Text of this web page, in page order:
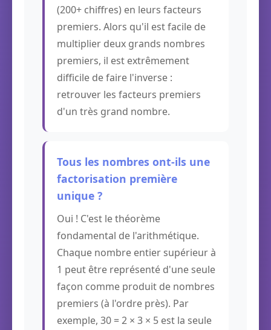
(200+ chiffres) en leurs facteurs
premiers. Alors qu'il est facile de
multiplier deux grands nombres
premiers, il est extrêmement
difficile de faire l'inverse :
retrouver les facteurs premiers
d'un très grand nombre.
Tous les nombres ont-ils une
factorisation première
unique ?
Oui ! C'est le théorème
fondamental de l'arithmétique.
Chaque nombre entier supérieur à
1 peut être représenté d'une seule
façon comme produit de nombres
premiers (à l'ordre près). Par
exemple, 30 = 2 × 3 × 5 est la seule